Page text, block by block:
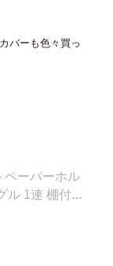
バーも色々買っ
ペーパーホル
ル 1連 棚付き